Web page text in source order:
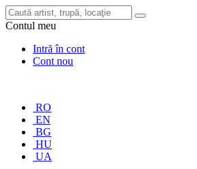
Contul meu
Intră în cont
Cont nou
RO
EN
BG
HU
UA